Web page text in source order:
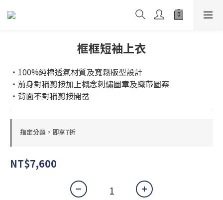
框框短袖上衣
・100%純棉透氣材質及寬鬆版型設計
・前身對稱剪接加上概念刺繡圖章及織帶圖案
・背面不對稱剪接開岔
指定分類，即享7折
NT$7,600